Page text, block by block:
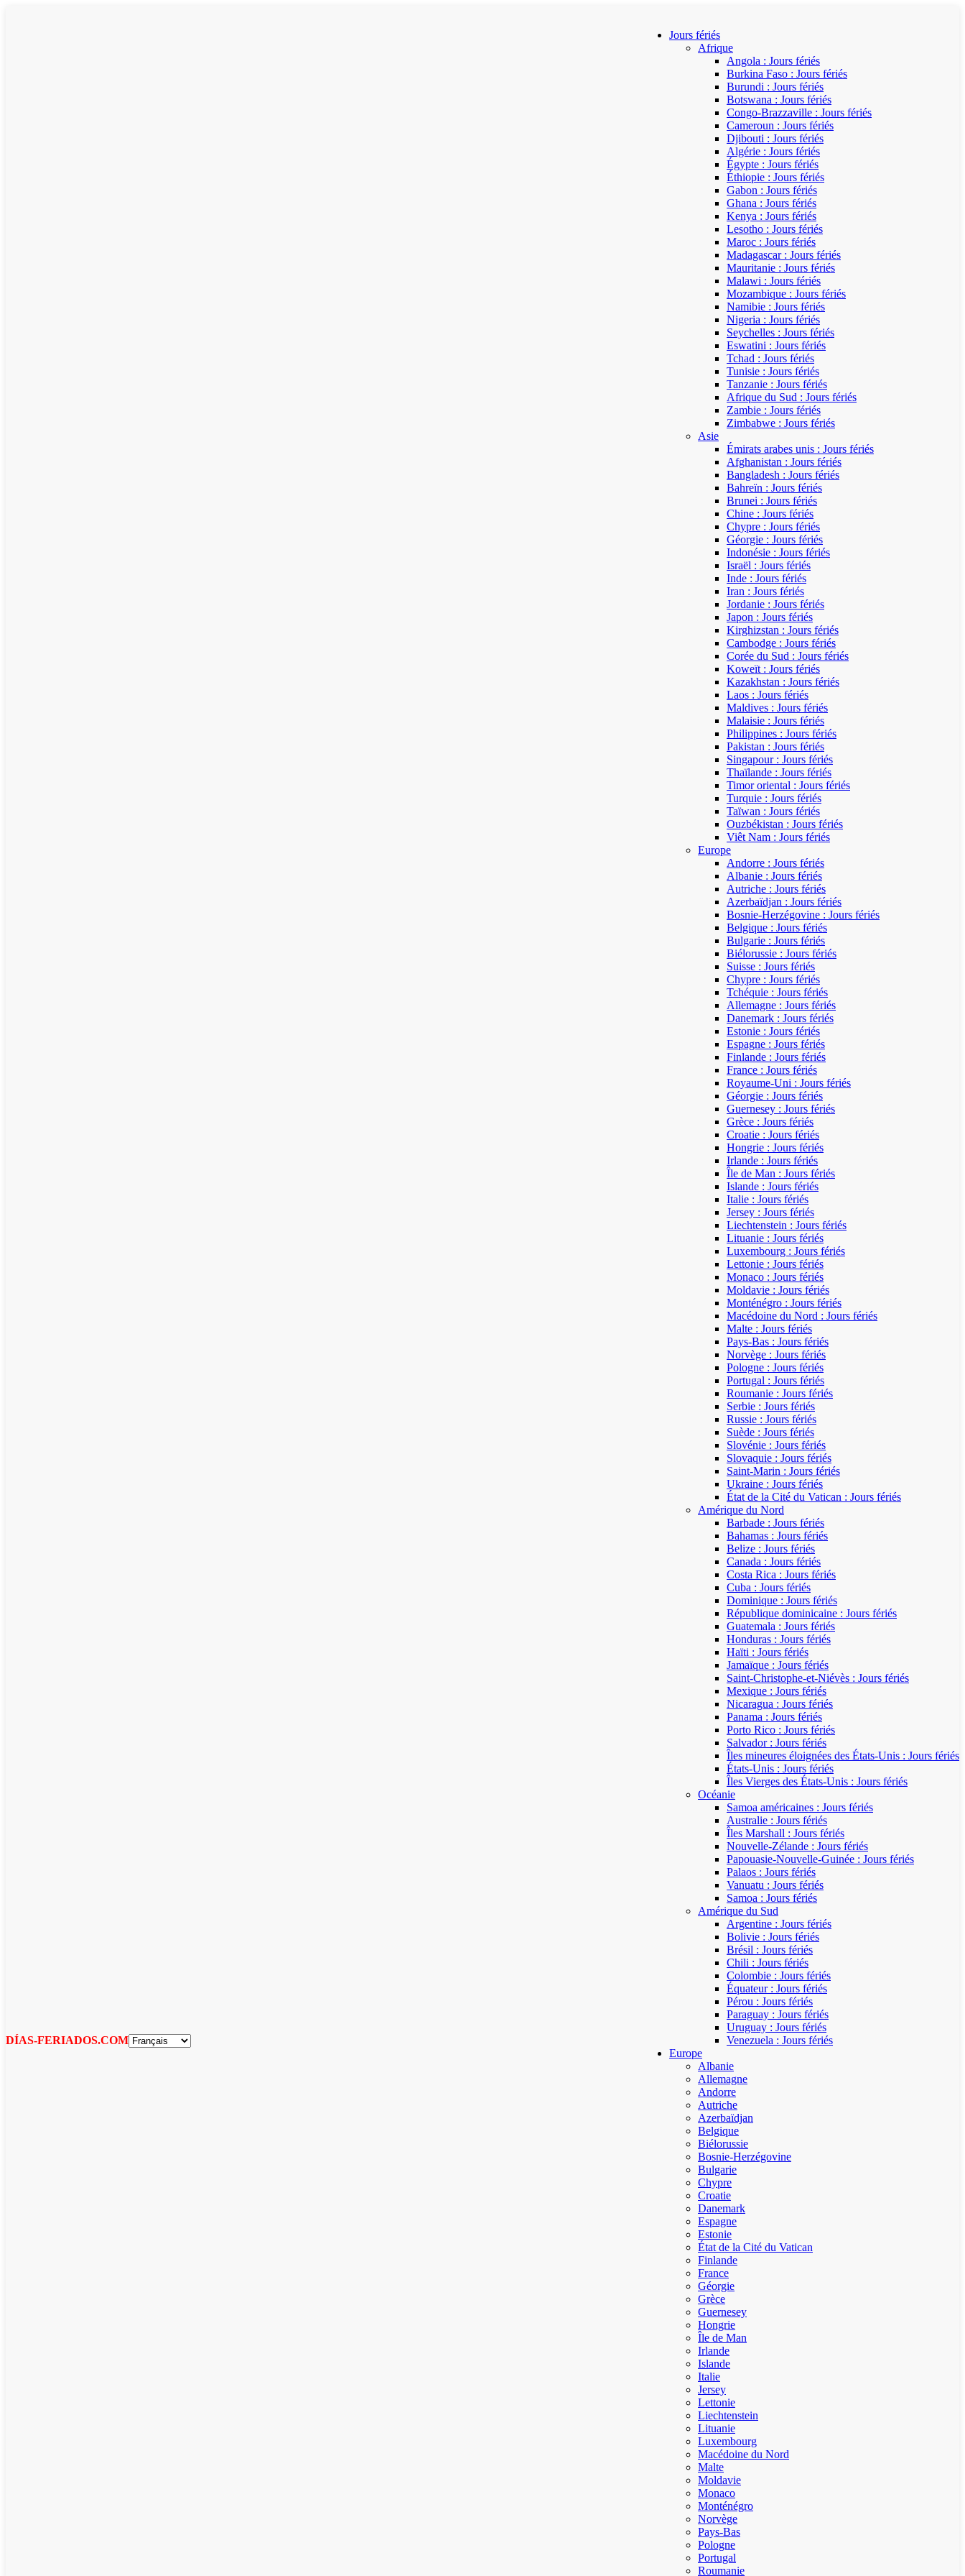
DÍAS-FERIADOS.COM
Jours fériés
Afrique
Angola : Jours fériés
Burkina Faso : Jours fériés
Burundi : Jours fériés
Botswana : Jours fériés
Congo-Brazzaville : Jours fériés
Cameroun : Jours fériés
Djibouti : Jours fériés
Algérie : Jours fériés
Égypte : Jours fériés
Éthiopie : Jours fériés
Gabon : Jours fériés
Ghana : Jours fériés
Kenya : Jours fériés
Lesotho : Jours fériés
Maroc : Jours fériés
Madagascar : Jours fériés
Mauritanie : Jours fériés
Malawi : Jours fériés
Mozambique : Jours fériés
Namibie : Jours fériés
Nigeria : Jours fériés
Seychelles : Jours fériés
Eswatini : Jours fériés
Tchad : Jours fériés
Tunisie : Jours fériés
Tanzanie : Jours fériés
Afrique du Sud : Jours fériés
Zambie : Jours fériés
Zimbabwe : Jours fériés
Asie
Émirats arabes unis : Jours fériés
Afghanistan : Jours fériés
Bangladesh : Jours fériés
Bahreïn : Jours fériés
Brunei : Jours fériés
Chine : Jours fériés
Chypre : Jours fériés
Géorgie : Jours fériés
Indonésie : Jours fériés
Israël : Jours fériés
Inde : Jours fériés
Iran : Jours fériés
Jordanie : Jours fériés
Japon : Jours fériés
Kirghizstan : Jours fériés
Cambodge : Jours fériés
Corée du Sud : Jours fériés
Koweït : Jours fériés
Kazakhstan : Jours fériés
Laos : Jours fériés
Maldives : Jours fériés
Malaisie : Jours fériés
Philippines : Jours fériés
Pakistan : Jours fériés
Singapour : Jours fériés
Thaïlande : Jours fériés
Timor oriental : Jours fériés
Turquie : Jours fériés
Taïwan : Jours fériés
Ouzbékistan : Jours fériés
Viêt Nam : Jours fériés
Europe
Andorre : Jours fériés
Albanie : Jours fériés
Autriche : Jours fériés
Azerbaïdjan : Jours fériés
Bosnie-Herzégovine : Jours fériés
Belgique : Jours fériés
Bulgarie : Jours fériés
Biélorussie : Jours fériés
Suisse : Jours fériés
Chypre : Jours fériés
Tchéquie : Jours fériés
Allemagne : Jours fériés
Danemark : Jours fériés
Estonie : Jours fériés
Espagne : Jours fériés
Finlande : Jours fériés
France : Jours fériés
Royaume-Uni : Jours fériés
Géorgie : Jours fériés
Guernesey : Jours fériés
Grèce : Jours fériés
Croatie : Jours fériés
Hongrie : Jours fériés
Irlande : Jours fériés
Île de Man : Jours fériés
Islande : Jours fériés
Italie : Jours fériés
Jersey : Jours fériés
Liechtenstein : Jours fériés
Lituanie : Jours fériés
Luxembourg : Jours fériés
Lettonie : Jours fériés
Monaco : Jours fériés
Moldavie : Jours fériés
Monténégro : Jours fériés
Macédoine du Nord : Jours fériés
Malte : Jours fériés
Pays-Bas : Jours fériés
Norvège : Jours fériés
Pologne : Jours fériés
Portugal : Jours fériés
Roumanie : Jours fériés
Serbie : Jours fériés
Russie : Jours fériés
Suède : Jours fériés
Slovénie : Jours fériés
Slovaquie : Jours fériés
Saint-Marin : Jours fériés
Ukraine : Jours fériés
État de la Cité du Vatican : Jours fériés
Amérique du Nord
Barbade : Jours fériés
Bahamas : Jours fériés
Belize : Jours fériés
Canada : Jours fériés
Costa Rica : Jours fériés
Cuba : Jours fériés
Dominique : Jours fériés
République dominicaine : Jours fériés
Guatemala : Jours fériés
Honduras : Jours fériés
Haïti : Jours fériés
Jamaïque : Jours fériés
Saint-Christophe-et-Niévès : Jours fériés
Mexique : Jours fériés
Nicaragua : Jours fériés
Panama : Jours fériés
Porto Rico : Jours fériés
Salvador : Jours fériés
Îles mineures éloignées des États-Unis : Jours fériés
États-Unis : Jours fériés
Îles Vierges des États-Unis : Jours fériés
Océanie
Samoa américaines : Jours fériés
Australie : Jours fériés
Îles Marshall : Jours fériés
Nouvelle-Zélande : Jours fériés
Papouasie-Nouvelle-Guinée : Jours fériés
Palaos : Jours fériés
Vanuatu : Jours fériés
Samoa : Jours fériés
Amérique du Sud
Argentine : Jours fériés
Bolivie : Jours fériés
Brésil : Jours fériés
Chili : Jours fériés
Colombie : Jours fériés
Équateur : Jours fériés
Pérou : Jours fériés
Paraguay : Jours fériés
Uruguay : Jours fériés
Venezuela : Jours fériés
Europe
Albanie
Allemagne
Andorre
Autriche
Azerbaïdjan
Belgique
Biélorussie
Bosnie-Herzégovine
Bulgarie
Chypre
Croatie
Danemark
Espagne
Estonie
État de la Cité du Vatican
Finlande
France
Géorgie
Grèce
Guernesey
Hongrie
Île de Man
Irlande
Islande
Italie
Jersey
Lettonie
Liechtenstein
Lituanie
Luxembourg
Macédoine du Nord
Malte
Moldavie
Monaco
Monténégro
Norvège
Pays-Bas
Pologne
Portugal
Roumanie